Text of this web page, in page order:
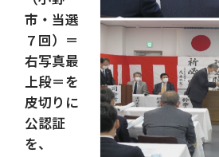
市・当選
７回）＝
右写真最
上段＝を
皮切りに
公認証
を、